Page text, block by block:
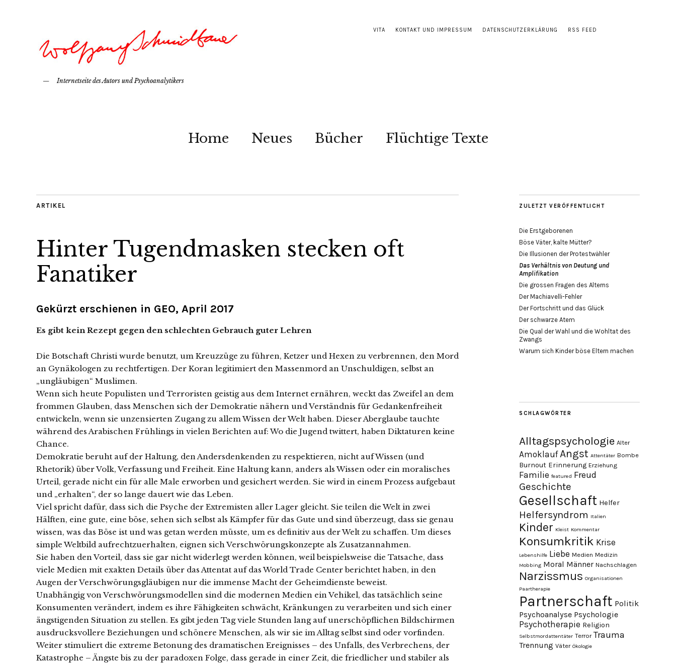
VITA KONTAKT UND IMPRESSUM DATENSCHUTZERKLÄRUNG RSS FEED
Internetseite des Autors und Psychoanalytikers
Home Neues Bücher Flüchtige Texte
ARTIKEL
Hinter Tugendmasken stecken oft
Fanatiker
Gekürzt erschienen in GEO, April 2017
Es gibt kein Rezept gegen den schlechten Gebrauch guter Lehren
Die Botschaft Christi wurde benutzt, um Kreuzzüge zu führen, Ketzer und Hexen zu verbrennen, den Mord
an Gynäkologen zu rechtfertigen. Der Koran legitimiert den Massenmord an Unschuldigen, selbst an
„ungläubigen“ Muslimen.
Wenn sich heute Populisten und Terroristen geistig aus dem Internet ernähren, weckt das Zweifel an dem
frommen Glauben, dass Menschen sich der Demokratie nähern und Verständnis für Gedankenfreiheit
entwickeln, wenn sie unzensierten Zugang zu allem Wissen der Welt haben. Dieser Aberglaube tauchte
während des Arabischen Frühlings in vielen Berichten auf: Wo die Jugend twittert, haben Diktaturen keine
Chance.
Demokratie beruht auf der Haltung, den Andersdenkenden zu respektieren, nicht auf Wissen (und
Rhetorik) über Volk, Verfassung und Freiheit. Eine Haltung kann, anders als Wissen oder ein moralisches
Urteil, gerade nicht ein für alle Male erworben und gesichert werden. Sie wird in einem Prozess aufgebaut
und „erhalten“, der so lange dauert wie das Leben.
Viel spricht dafür, dass sich die Psyche der Extremisten aller Lager gleicht. Sie teilen die Welt in zwei
Hälften, eine gute, eine böse, sehen sich selbst als Kämpfer für das Gute und sind überzeugt, dass sie genau
wissen, was das Böse ist und was getan werden müsste, um es definitiv aus der Welt zu schaffen. Um dieses
simple Weltbild aufrechtzuerhalten, eignen sich Verschwörungskonzepte als Zusatzannahmen.
Sie haben den Vorteil, dass sie gar nicht widerlegt werden können, weil beispielsweise die Tatsache, dass
viele Medien mit exakten Details über das Attentat auf das World Trade Center berichtet haben, in den
Augen der Verschwörungsgläubigen nur die immense Macht der Geheimdienste beweist.
Unabhängig von Verschwörungsmodellen sind die modernen Medien ein Vehikel, das tatsächlich seine
Konsumenten verändert, indem es ihre Fähigkeiten schwächt, Kränkungen zu verarbeiten und sich einer
ängstigenden Situation zu stellen. Es gibt jeden Tag viele Stunden lang auf unerschöpflichen Bildschirmen
ausdrucksvollere Beziehungen und schönere Menschen, als wir sie im Alltag selbst sind oder vorfinden.
Weiter stimuliert die extreme Betonung des dramatischen Ereignisses – des Unfalls, des Verbrechens, der
Katastrophe – Ängste bis zu der paradoxen Folge, dass gerade in einer Zeit, die friedlicher und stabiler als
ZULETZT VERÖFFENTLICHT
Die Erstgeborenen
Böse Väter, kalte Mütter?
Die Illusionen der Protestwähler
Das Verhältnis von Deutung und
Amplifikation
Die grossen Fragen des Alterns
Der Machiavelli-Fehler
Der Fortschritt und das Glück
Der schwarze Atem
Die Qual der Wahl und die Wohltat des
Zwangs
Warum sich Kinder böse Eltern machen
SCHLAGWÖRTER
Alltagspsychologie Alter
Amoklauf Angst Attentäter Bombe
Burnout Erinnerung Erziehung
Familie featured Freud
Geschichte
Gesellschaft Helfer
Helfersyndrom Italien
Kinder Kleist Kommentar
Konsumkritik Krise
Lebenshilfe Liebe Medien Medizin
Mobbing Moral Männer Nachschlagen
Narzissmus Organisationen
Paartherapie
Partnerschaft Politik
Psychoanalyse Psychologie
Psychotherapie Religion
Selbstmordattentäter Terror Trauma
Trennung Väter Ökologie